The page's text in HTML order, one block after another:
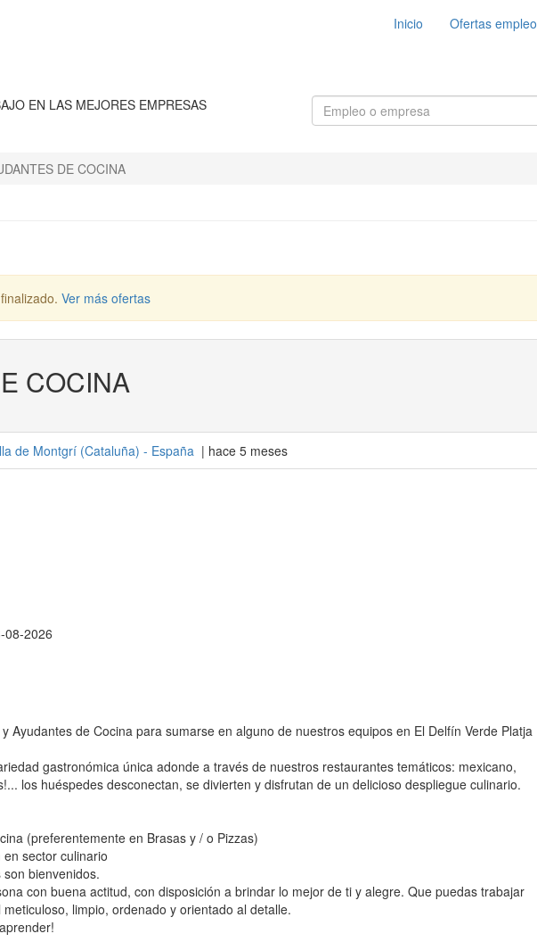
Inicio Ofertas empleo
EN LAS MEJORES EMPRESAS
DE COCINA
Ver más ofertas
COCINA
de Montgrí (Cataluña) - España | hace 5 meses
08-2026
Ayudantes de Cocina para sumarse en alguno de nuestros equipos en El Delfín Verde Platja
gastronómica única adonde a través de nuestros restaurantes temáticos: mexicano,
los huéspedes desconectan, se divierten y disfrutan de un delicioso despliegue culinario.
(preferentemente en Brasas y / o Pizzas)
sector culinario
bienvenidos.
con buena actitud, con disposición a brindar lo mejor de ti y alegre. Que puedas trabajar
limpio, ordenado y orientado al detalle.